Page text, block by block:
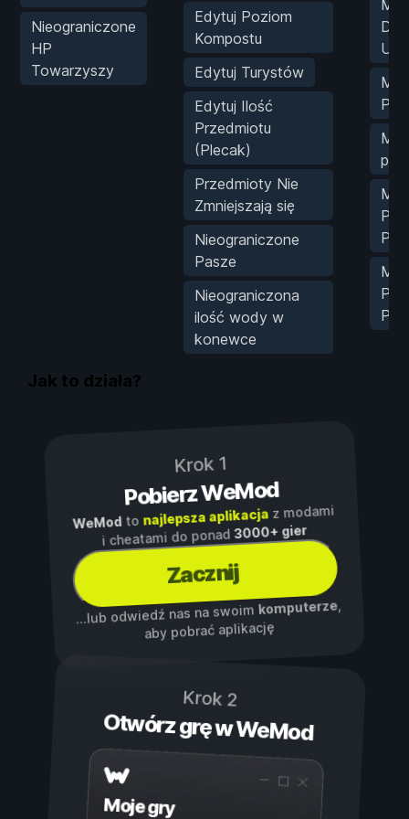
Nieograniczone
HP
Towarzyszy
Edytuj Poziom
Kompostu
Edytuj Turystów
Edytuj Ilość
Przedmiotu
(Plecak)
Przedmioty Nie
Zmniejszają się
Nieograniczone
Pasze
Nieograniczona
ilość wody w
konewce
Jak to działa?
Krok 1
Pobierz WeMod
WeModto najlepsza aplikacjaz modami
i cheatami do ponad3000+ gier
Zacznij
...lub odwiedź nas na swoim komputerze,
aby pobrać aplikację
Krok 2
Otwórz grę w WeMod
Moje gry